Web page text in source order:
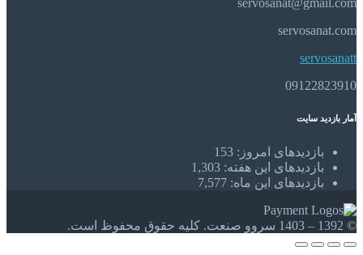
servosanat.com
servosanatt
09122823910
آمار بازدید سایت
بازدیدهای امروز: 153
بازدیدهای این هفته: 1,303
بازدیدهای این ماه: 7,577
© 1392 – 1403 سروو صنعت. کلیه حقوق محفوظ است.